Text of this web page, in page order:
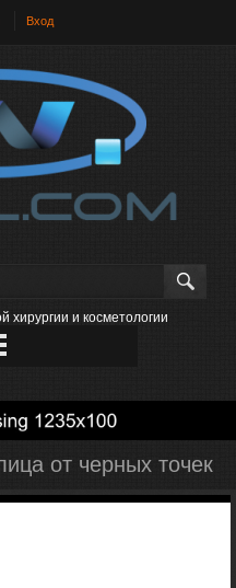
Вход
хирургии и косметологии
от черных точек